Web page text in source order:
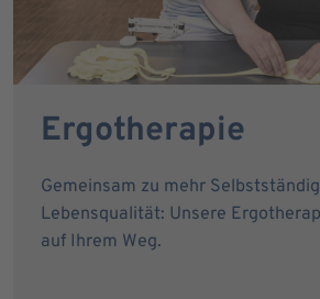
Ergotherapie
Gemeinsam zu mehr
Lebensqualität: Unsere
auf Ihrem Weg.